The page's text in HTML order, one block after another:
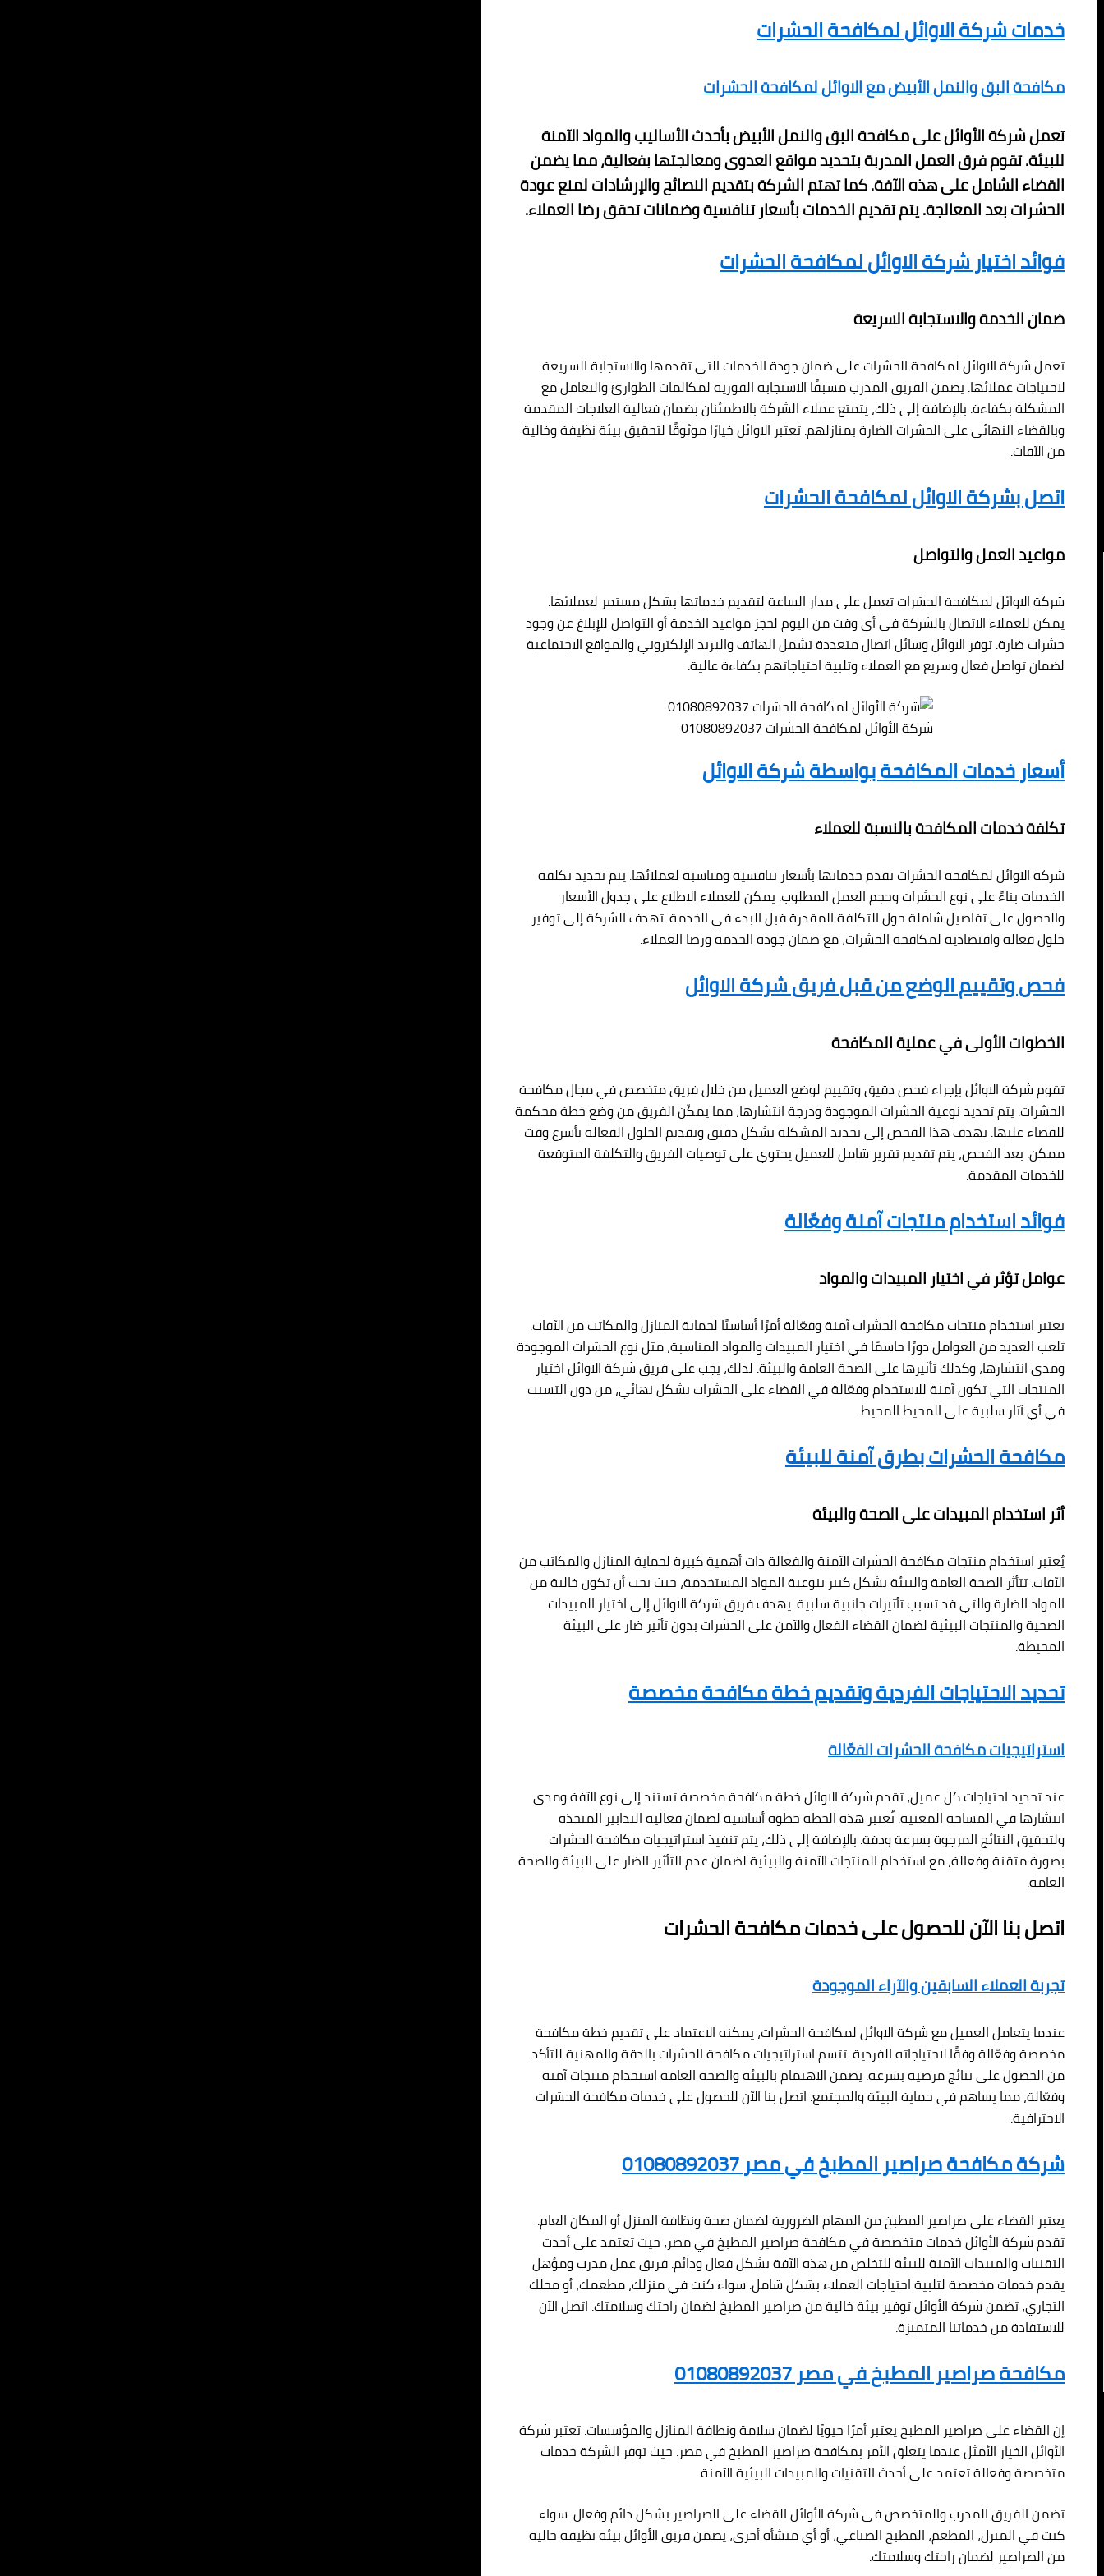
خدمات شركة الاوائل لمكافحة الحشرات
مكافحة البق والنمل الأبيض مع الاوائل لمكافحة الحشرات
تعمل شركة الأوائل على مكافحة البق والنمل الأبيض بأحدث الأساليب والمواد الآمنة
للبيئة. تقوم فرق العمل المدربة بتحديد مواقع العدوى ومعالجتها بفعالية، مما يضمن
القضاء الشامل على هذه الآفة. كما تهتم الشركة بتقديم النصائح والإرشادات لمنع عودة
الحشرات بعد المعالجة. يتم تقديم الخدمات بأسعار تنافسية وضمانات تحقق رضا العملاء.
فوائد اختيار شركة الاوائل لمكافحة الحشرات
ضمان الخدمة والاستجابة السريعة
تعمل شركة الاوائل لمكافحة الحشرات على ضمان جودة الخدمات التي تقدمها والاستجابة السريعة
لاحتياجات عملائها. يضمن الفريق المدرب مسبقًا الاستجابة الفورية لمكالمات الطوارئ والتعامل مع
المشكلة بكفاءة. بالإضافة إلى ذلك، يتمتع عملاء الشركة بالاطمئنان بضمان فعالية العلاجات المقدمة
وبالقضاء النهائي على الحشرات الضارة بمنازلهم. تعتبر الاوائل خيارًا موثوقًا لتحقيق بيئة نظيفة وخالية
من الآفات.
اتصل بشركة الاوائل لمكافحة الحشرات
مواعيد العمل والتواصل
شركة الاوائل لمكافحة الحشرات تعمل على مدار الساعة لتقديم خدماتها بشكل مستمر لعملائها.
يمكن للعملاء الاتصال بالشركة في أي وقت من اليوم لحجز مواعيد الخدمة أو التواصل للإبلاغ عن وجود
حشرات ضارة. توفر الاوائل وسائل اتصال متعددة تشمل الهاتف والبريد الإلكتروني والمواقع الاجتماعية
لضمان تواصل فعال وسريع مع العملاء وتلبية احتياجاتهم بكفاءة عالية.
شركة الأوائل لمكافحة الحشرات 01080892037
أسعار خدمات المكافحة بواسطة شركة الاوائل
تكلفة خدمات المكافحة بالنسبة للعملاء
شركة الاوائل لمكافحة الحشرات تقدم خدماتها بأسعار تنافسية ومناسبة لعملائها. يتم تحديد تكلفة
الخدمات بناءً على نوع الحشرات وحجم العمل المطلوب. يمكن للعملاء الاطلاع على جدول الأسعار
والحصول على تفاصيل شاملة حول التكلفة المقدرة قبل البدء في الخدمة. تهدف الشركة إلى توفير
حلول فعالة واقتصادية لمكافحة الحشرات، مع ضمان جودة الخدمة ورضا العملاء.
فحص وتقييم الوضع من قبل فريق شركة الاوائل
الخطوات الأولى في عملية المكافحة
تقوم شركة الاوائل بإجراء فحص دقيق وتقييم لوضع العميل من خلال فريق متخصص في مجال مكافحة
الحشرات. يتم تحديد نوعية الحشرات الموجودة ودرجة انتشارها، مما يمكّن الفريق من وضع خطة محكمة
للقضاء عليها. يهدف هذا الفحص إلى تحديد المشكلة بشكل دقيق وتقديم الحلول الفعالة بأسرع وقت
ممكن. بعد الفحص، يتم تقديم تقرير شامل للعميل يحتوي على توصيات الفريق والتكلفة المتوقعة
للخدمات المقدمة.
فوائد استخدام منتجات آمنة وفعّالة
عوامل تؤثر في اختيار المبيدات والمواد
يعتبر استخدام منتجات مكافحة الحشرات آمنة وفعّالة أمرًا أساسيًا لحماية المنازل والمكاتب من الآفات.
تلعب العديد من العوامل دورًا حاسمًا في اختيار المبيدات والمواد المناسبة، مثل نوع الحشرات الموجودة
ومدى انتشارها، وكذلك تأثيرها على الصحة العامة والبيئة. لذلك، يجب على فريق شركة الاوائل اختيار
المنتجات التي تكون آمنة للاستخدام وفعّالة في القضاء على الحشرات بشكل نهائي، من دون التسبب
في أي آثار سلبية على المحيط المحيط.
مكافحة الحشرات بطرق آمنة للبيئة
أثر استخدام المبيدات على الصحة والبيئة
يُعتبر استخدام منتجات مكافحة الحشرات الآمنة والفعالة ذات أهمية كبيرة لحماية المنازل والمكاتب من
الآفات. تتأثر الصحة العامة والبيئة بشكل كبير بنوعية المواد المستخدمة، حيث يجب أن تكون خالية من
المواد الضارة والتي قد تسبب تأثيرات جانبية سلبية. يهدف فريق شركة الاوائل إلى اختيار المبيدات
الصحية والمنتجات البيئية لضمان القضاء الفعال والآمن على الحشرات بدون تأثير ضار على البيئة
المحيطة.
تحديد الاحتياجات الفردية وتقديم خطة مكافحة مخصصة
استراتيجيات مكافحة الحشرات الفعّالة
عند تحديد احتياجات كل عميل، تقدم شركة الاوائل خطة مكافحة مخصصة تستند إلى نوع الآفة ومدى
انتشارها في المساحة المعنية. تُعتبر هذه الخطة خطوة أساسية لضمان فعالية التدابير المتخذة
ولتحقيق النتائج المرجوة بسرعة ودقة. بالإضافة إلى ذلك، يتم تنفيذ استراتيجيات مكافحة الحشرات
بصورة متقنة وفعالة، مع استخدام المنتجات الآمنة والبيئية لضمان عدم التأثير الضار على البيئة والصحة
العامة.
اتصل بنا الآن للحصول على خدمات مكافحة الحشرات
تجربة العملاء السابقين والآراء الموجودة
عندما يتعامل العميل مع شركة الاوائل لمكافحة الحشرات، يمكنه الاعتماد على تقديم خطة مكافحة
مخصصة وفعّالة وفقًا لاحتياجاته الفردية. تتسم استراتيجيات مكافحة الحشرات بالدقة والمهنية للتأكد
من الحصول على نتائج مرضية بسرعة. يضمن الاهتمام بالبيئة والصحة العامة استخدام منتجات آمنة
وفعّالة، مما يساهم في حماية البيئة والمجتمع. اتصل بنا الآن للحصول على خدمات مكافحة الحشرات
الاحترافية.
شركة مكافحة صراصير المطبخ في مصر 01080892037
يعتبر القضاء على صراصير المطبخ من المهام الضرورية لضمان صحة ونظافة المنزل أو المكان العام.
تقدم شركة الأوائل خدمات متخصصة في مكافحة صراصير المطبخ في مصر، حيث تعتمد على أحدث
التقنيات والمبيدات الآمنة للبيئة للتخلص من هذه الآفة بشكل فعال ودائم. فريق عمل مدرب ومؤهل
يقدم خدمات مخصصة لتلبية احتياجات العملاء بشكل شامل. سواء كنت في منزلك، مطعمك، أو محلك
التجاري، تضمن شركة الأوائل توفير بيئة خالية من صراصير المطبخ لضمان راحتك وسلامتك. اتصل الآن
للاستفادة من خدماتنا المتميزة.
مكافحة صراصير المطبخ في مصر 01080892037
إن القضاء على صراصير المطبخ يعتبر أمرًا حيويًا لضمان سلامة ونظافة المنازل والمؤسسات. تعتبر شركة
الأوائل الخيار الأمثل عندما يتعلق الأمر بمكافحة صراصير المطبخ في مصر. حيث توفر الشركة خدمات
متخصصة وفعالة تعتمد على أحدث التقنيات والمبيدات البيئية الآمنة.
تضمن الفريق المدرب والمتخصص في شركة الأوائل القضاء على الصراصير بشكل دائم وفعال. سواء
كنت في المنزل، المطعم، المطبخ الصناعي، أو أي منشأة أخرى، يضمن فريق الأوائل بيئة نظيفة خالية
من الصراصير لضمان راحتك وسلامتك.